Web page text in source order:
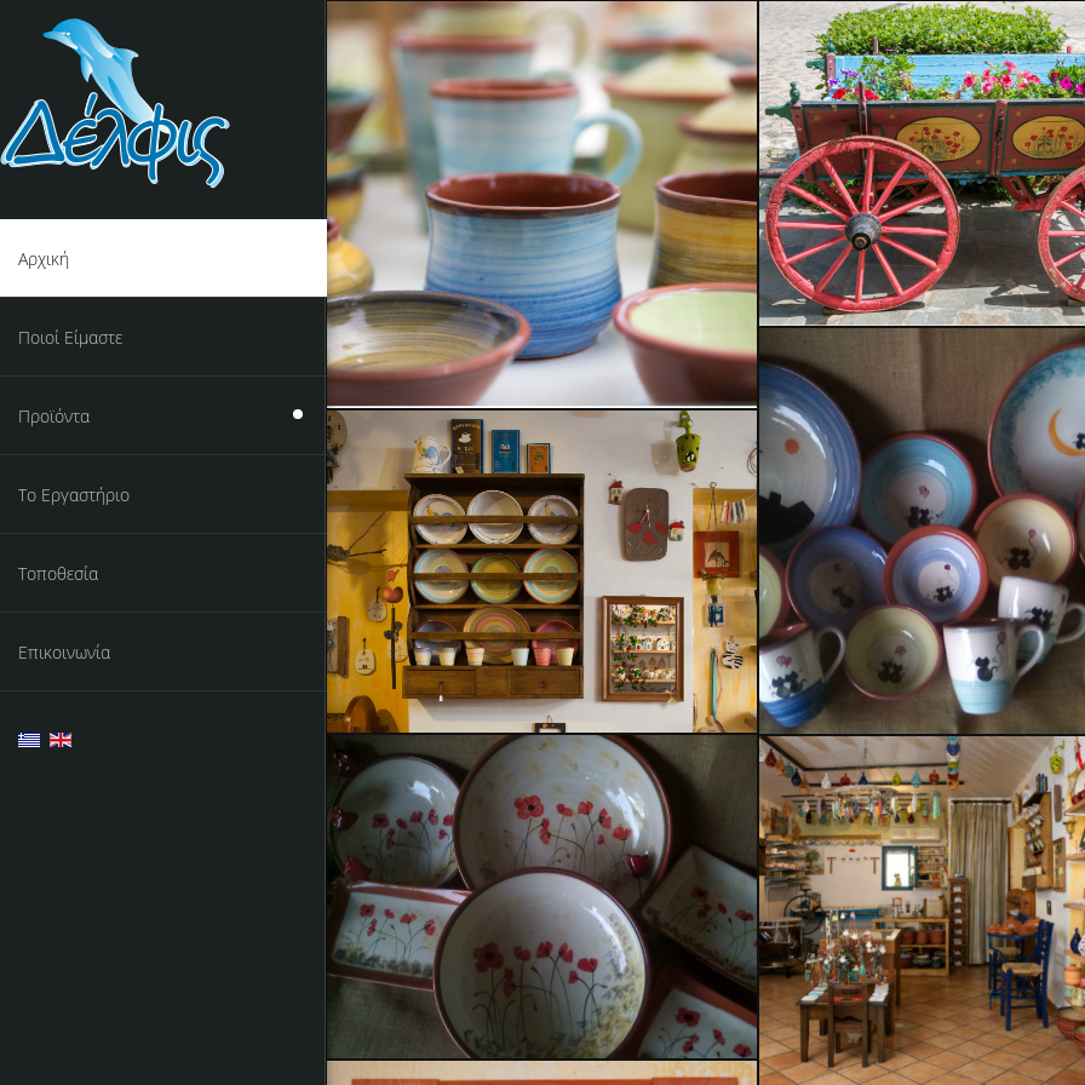
Αρχική
Ποιοί Είμαστε
Προϊόντα
Το Εργαστήριο
Τοποθεσία
Επικοινωνία
Κεραμικά Χρήσης
Κεραμικά
Καλωσήρθατε
Δελφίς
Κεραμικά Χρήσης
Κεραμικά
Μερικά από τα Έργα μας
Ξύλινα αντικείμενα